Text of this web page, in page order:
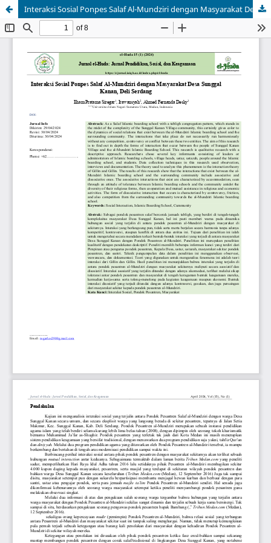
Interaksi Sosial Ponpes Salaf Al-Mundziri dengan Masyarakat Desa Sunggal Kanan, Deli Serdang